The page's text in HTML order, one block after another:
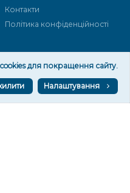
Контакти
Політика конфіденційності
для покращення сайту.
Налаштування